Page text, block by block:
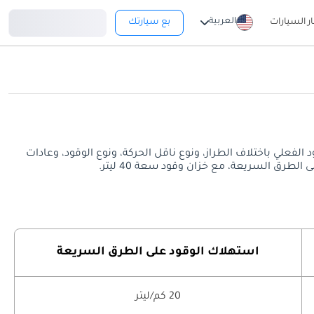
السيارات العربية بع سيارتك
قد يختلف معدل استهلاك الوقود الفعلي باختلاف الطراز، ونوع ناقل الحركة، ونوع الوقود، وعادات
استهلاك الوقود على الطرق السريعة
20 كم/ليتر